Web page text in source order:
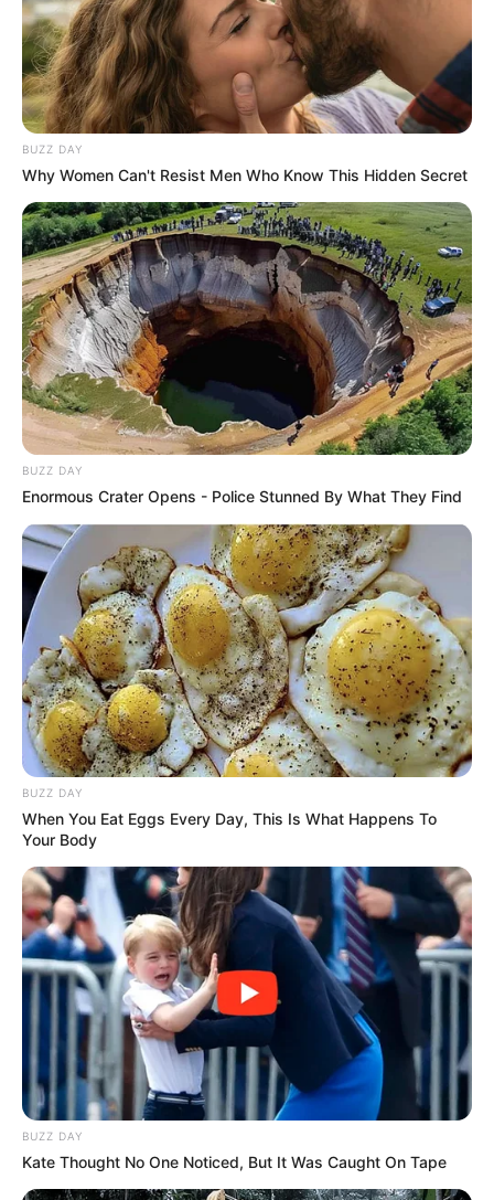
BUZZ DAY
Why Women Can't Resist Men Who Know This Hidden Secret
BUZZ DAY
Enormous Crater Opens - Police Stunned By What They Find
BUZZ DAY
When You Eat Eggs Every Day, This Is What Happens To
Your Body
BUZZ DAY
Kate Thought No One Noticed, But It Was Caught On Tape